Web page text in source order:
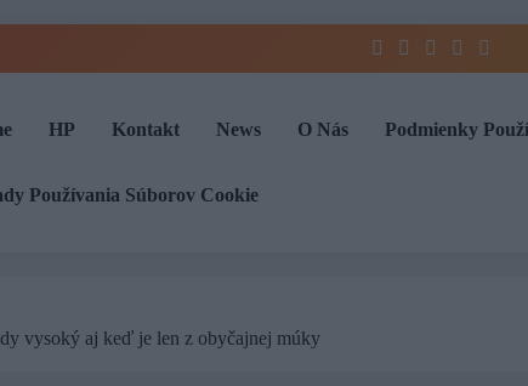
HP Kontakt News O Nás Podmienky
Používania Súborov Cookie
vysoký aj keď je len z obyčajnej múky